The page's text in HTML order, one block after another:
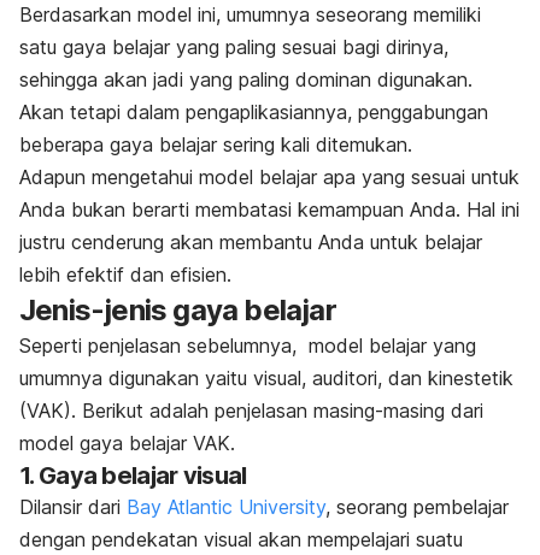
Berdasarkan model ini, umumnya seseorang memiliki
satu gaya belajar yang paling sesuai bagi dirinya,
sehingga akan jadi yang paling dominan digunakan.
Akan tetapi dalam pengaplikasiannya, penggabungan
beberapa gaya belajar sering kali ditemukan.
Adapun mengetahui model belajar apa yang sesuai untuk
Anda bukan berarti membatasi kemampuan Anda. Hal ini
justru cenderung akan membantu Anda untuk belajar
lebih efektif dan efisien.
Jenis-jenis gaya belajar
Seperti penjelasan sebelumnya, model belajar yang
umumnya digunakan yaitu visual, auditori, dan kinestetik
(VAK). Berikut adalah penjelasan masing-masing dari
model gaya belajar VAK.
1. Gaya belajar visual
Dilansir dari Bay Atlantic University, seorang pembelajar
dengan pendekatan visual akan mempelajari suatu